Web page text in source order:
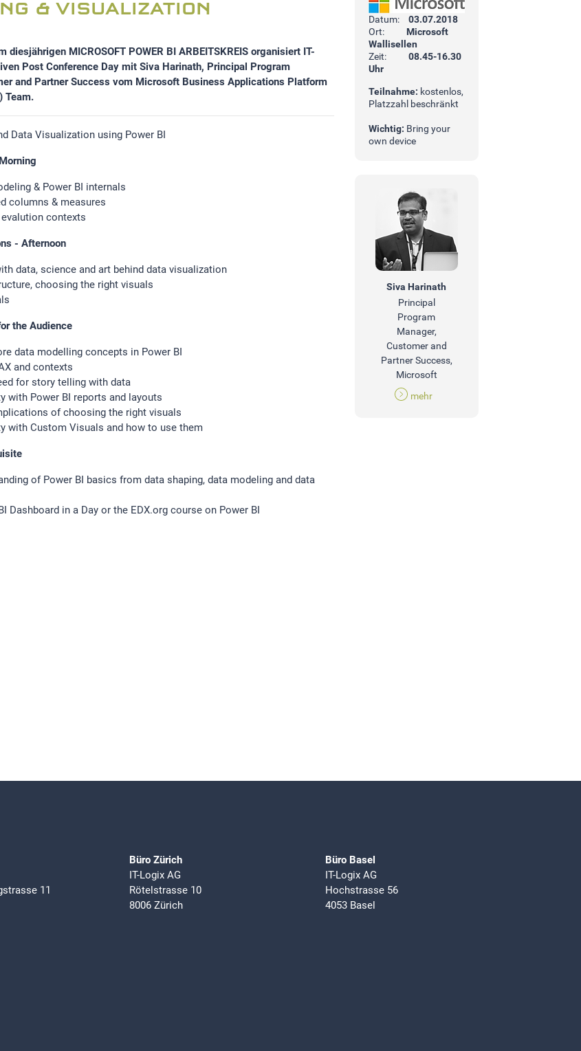
& VISUALIZATION
diesjährigen MICROSOFT POWER BI ARBEITSKREIS organisiert IT-
Post Conference Day mit Siva Harinath, Principal Program
and Partner Success vom Microsoft Business Applications Platform
Team.
Data Visualization using Power BI
& Power BI internals
columns & measures
contexts
- Afternoon
data, science and art behind data visualization
choosing the right visuals
the Audience
data modelling concepts in Power BI
and contexts
for story telling with data
with Power BI reports and layouts
of choosing the right visuals
with Custom Visuals and how to use them
of Power BI basics from data shaping, data modeling and data
Dashboard in a Day or the EDX.org course on Power BI
Datum:
03.07.2018
Ort:
Microsoft
Wallisellen
Zeit:
08.45-16.30
Uhr
Teilnahme: kostenlos,
Platzzahl beschränkt
Wichtig: Bring your
own device
Siva Harinath
Principal
Program
Manager,
Customer and
Partner Success,
Microsoft
mehr
11
Büro Zürich
IT-Logix AG
Rötelstrasse 10
8006 Zürich
Büro Basel
IT-Logix AG
Hochstrasse 56
4053 Basel